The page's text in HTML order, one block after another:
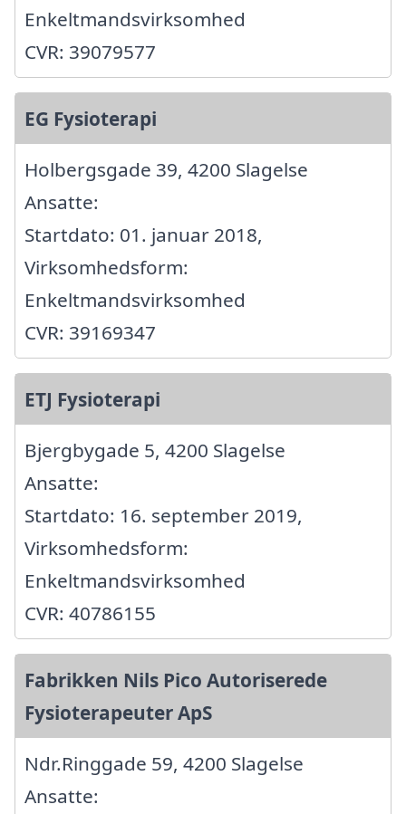
Enkeltmandsvirksomhed
CVR: 39079577
EG Fysioterapi
Holbergsgade 39, 4200 Slagelse
Ansatte:
Startdato: 01. januar 2018,
Virksomhedsform:
Enkeltmandsvirksomhed
CVR: 39169347
ETJ Fysioterapi
Bjergbygade 5, 4200 Slagelse
Ansatte:
Startdato: 16. september 2019,
Virksomhedsform:
Enkeltmandsvirksomhed
CVR: 40786155
Fabrikken Nils Pico Autoriserede
Fysioterapeuter ApS
Ndr.Ringgade 59, 4200 Slagelse
Ansatte: